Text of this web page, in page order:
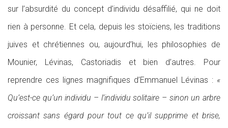
sur l’absurdité du concept d’individu désaffilié, qui ne doit
rien à personne. Et cela, depuis les stoïciens, les traditions
juives et chrétiennes ou, aujourd’hui, les philosophies de
Mounier, Lévinas, Castoriadis et bien d’autres. Pour
reprendre ces lignes magnifiques d’Emmanuel Lévinas : «
Qu’est-ce qu’un individu – l’individu solitaire – sinon un arbre
croissant sans égard pour tout ce qu’il supprime et brise,